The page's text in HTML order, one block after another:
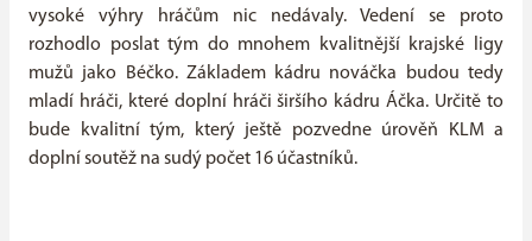
vysoké výhry hráčům nic nedávaly. Vedení se proto
rozhodlo poslat tým do mnohem kvalitnější krajské ligy
mužů jako Béčko. Základem kádru nováčka budou tedy
mladí hráči, které doplní hráči širšího kádru Áčka. Určitě to
bude kvalitní tým, který ještě pozvedne úrověň KLM a
doplní soutěž na sudý počet 16 účastníků.